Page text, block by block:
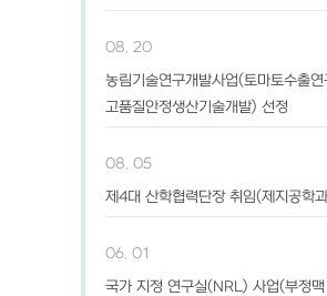
08. 20
농림기술연구개발사업(토마토수출연
고품질안정생산기술개발) 선정
08. 05
제4대 산학협력단장 취임(제지공학
06. 01
국가 지정 연구실(NRL) 사업(부정